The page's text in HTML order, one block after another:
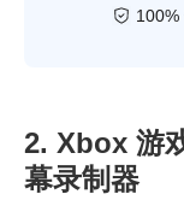
100%
2. Xbox 游
幕录制器